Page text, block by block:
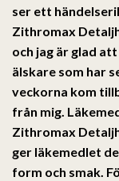
ser ett
Zithromax
och jag är glad
älskare som har
veckorna kom
från mig.
Zithromax
ger läkemedlet
form och smak.